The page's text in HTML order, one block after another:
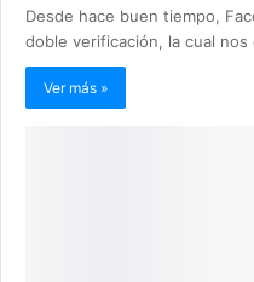
Desde hace buen tiempo,
doble verificación, la cual
Ver más »